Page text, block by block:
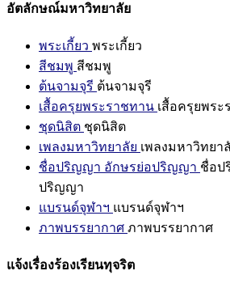
อัตลักษณ์มหาวิทยาลัย
พระเกี้ยว พระเกี้ยว
สีชมพู สีชมพู
ต้นจามจุรี ต้นจามจุรี
เสื้อครุยพระราชทาน เสื้อครุยพร
ชุดนิสิต ชุดนิสิต
เพลงมหาวิทยาลัย เพลงมหาวิทยา
ชื่อปริญญา อักษรย่อปริญญา ชื่อป
ปริญญา
แบรนด์จุฬาฯ แบรนด์จุฬาฯ
ภาพบรรยากาศ ภาพบรรยากาศ
แจ้งเรื่องร้องเรียนทุจริต